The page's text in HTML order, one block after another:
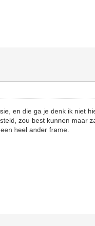
en die ga je denk ik niet
zou best kunnen maar
heel ander frame.